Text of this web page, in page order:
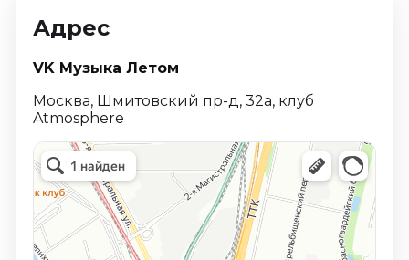
Адрес
VK Музыка Летом
Москва, Шмитовский пр-д, 32а, клуб
Atmosphere